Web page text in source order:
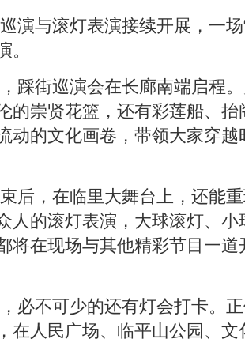
演与滚灯表演接续开展，一场
。
踩街巡演会在长廊南端启程
的崇贤花篮，还有彩莲船、
动的文化画卷，带领大家穿
后，在临里大舞台上，还能
人的滚灯表演，大球滚灯、
将在现场与其他精彩节目一道
必不可少的还有灯会打卡。
在人民广场、临平山公园、